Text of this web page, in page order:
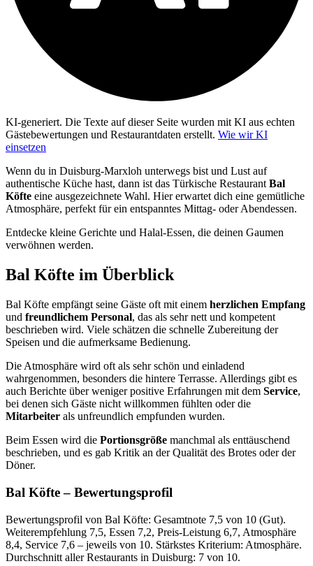
KI-generiert. Die Texte auf dieser Seite wurden mit KI aus echten
Gästebewertungen und Restaurantdaten erstellt. Wie wir KI
einsetzen
Wenn du in Duisburg-Marxloh unterwegs bist und Lust auf
authentische Küche hast, dann ist das Türkische RestaurantBal
Köfte eine ausgezeichnete Wahl. Hier erwartet dich eine gemütliche
Atmosphäre, perfekt für ein entspanntes Mittag- oder Abendessen.
Entdecke kleine Gerichte und Halal-Essen, die deinen Gaumen
verwöhnen werden.
Bal Köfte im Überblick
Bal Köfte empfängt seine Gäste oft mit einem herzlichen Empfang
und freundlichem Personal, das als sehr nett und kompetent
beschrieben wird. Viele schätzen die schnelle Zubereitung der
Speisen und die aufmerksame Bedienung.
Die Atmosphäre wird oft als sehr schön und einladend
wahrgenommen, besonders die hintere Terrasse. Allerdings gibt es
auch Berichte über weniger positive Erfahrungen mit dem Service,
bei denen sich Gäste nicht willkommen fühlten oder die
Mitarbeiter als unfreundlich empfunden wurden.
Beim Essen wird die Portionsgröße manchmal als enttäuschend
beschrieben, und es gab Kritik an der Qualität des Brotes oder der
Döner.
Bal Köfte– Bewertungsprofil
Bewertungsprofil von Bal Köfte: Gesamtnote 7,5 von 10 (Gut).
Weiterempfehlung 7,5, Essen 7,2, Preis-Leistung 6,7, Atmosphäre
8,4, Service 7,6 – jeweils von 10. Stärkstes Kriterium: Atmosphäre.
Durchschnitt aller Restaurants in Duisburg: 7 von 10.